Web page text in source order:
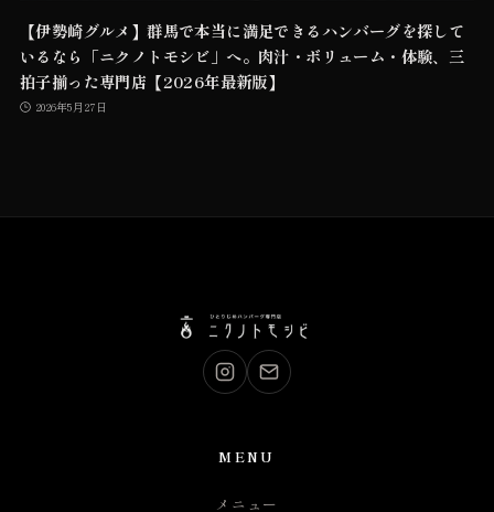
【伊勢崎グルメ】群馬で本当に満足できるハンバーグを探して
いるなら「ニクノトモシビ」へ。肉汁・ボリューム・体験、三
拍子揃った専門店【2026年最新版】
2026年5月27日
MENU
メニュー